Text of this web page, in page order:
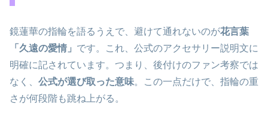
鏡蓮華の指輪を語るうえで、避けて通れないのが花言葉
「久遠の愛情」 です。これ、公式のアクセサリー説明文に
明確に記されています。つまり、後付けのファン考察では
なく、 公式が選び取った意味。この一点だけで、指輪の重
さが何段階も跳ね上がる。